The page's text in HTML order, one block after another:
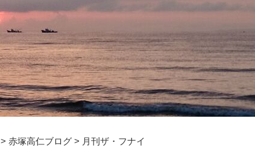
> 赤塚高仁ブログ > 月刊ザ・フナイ